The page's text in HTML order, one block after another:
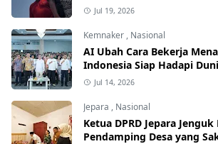
Jul 19, 2026
Kemnaker , Nasional
AI Ubah Cara Bekerja
Indonesia Siap Hadapi
Jul 14, 2026
Jepara , Nasional
Ketua DPRD Jepara
Pendamping Desa yang